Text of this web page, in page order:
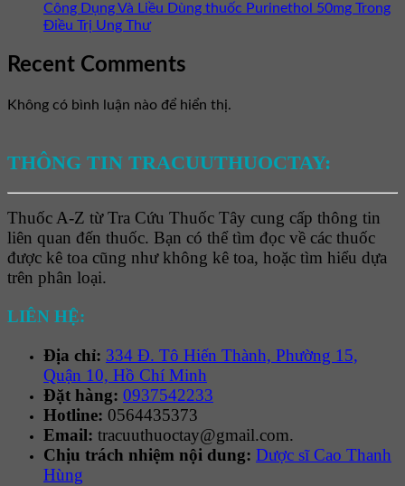
Công Dụng Và Liều Dùng thuốc Purinethol 50mg Trong
Điều Trị Ung Thư
Recent Comments
Không có bình luận nào để hiển thị.
THÔNG TIN TRACUUTHUOCTAY:
Thuốc A-Z từ Tra Cứu Thuốc Tây cung cấp thông tin
liên quan đến thuốc. Bạn có thể tìm đọc về các thuốc
được kê toa cũng như không kê toa, hoặc tìm hiểu dựa
trên phân loại.
LIÊN HỆ:
Địa chỉ: 334 Đ. Tô Hiến Thành, Phường 15,
Quận 10, Hồ Chí Minh
Đặt hàng: 0937542233
Hotline: 0564435373
Email: tracuuthuoctay@gmail.com.
Chịu trách nhiệm nội dung: Dược sĩ Cao Thanh
Hùng